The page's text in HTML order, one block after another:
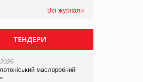
Всі журнали
ТЕНДЕРИ
маслоробний